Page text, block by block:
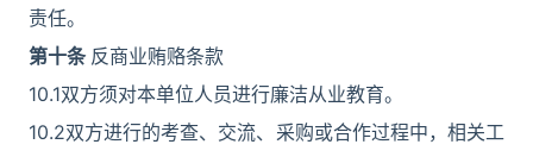
责任。
第十条 反商业贿赂条款
10.1双方须对本单位人员进行廉洁从业教育。
10.2双方进行的考查、交流、采购或合作过程中，相关工